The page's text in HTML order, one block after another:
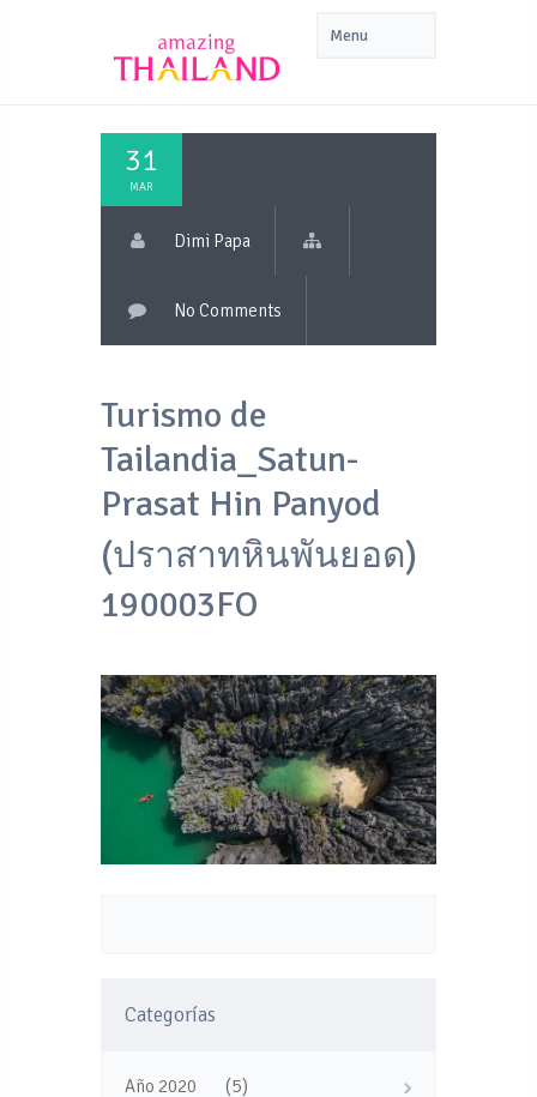
31
MAR
Dimi Papa
No Comments
Turismo de
Tailandia_Satun-
Prasat Hin Panyod
(ปราสาทหินพันยอด)
190003FO
Categorías
Año 2020 (5)